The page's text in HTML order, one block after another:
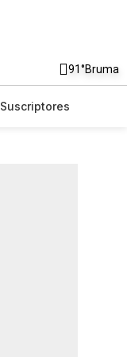
91°Bruma
Suscriptores